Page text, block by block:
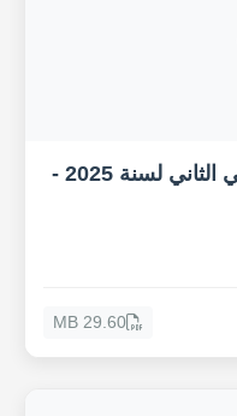
مجلة الألكسو الإعلامية - الثلاثي الثاني لسنة 2025 -
29.60 MB